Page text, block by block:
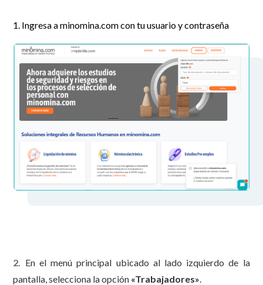
1. Ingresa a minomina.com con tu usuario y contraseña
2. En el menú principal ubicado al lado izquierdo de la
pantalla, selecciona la opción «Trabajadores».